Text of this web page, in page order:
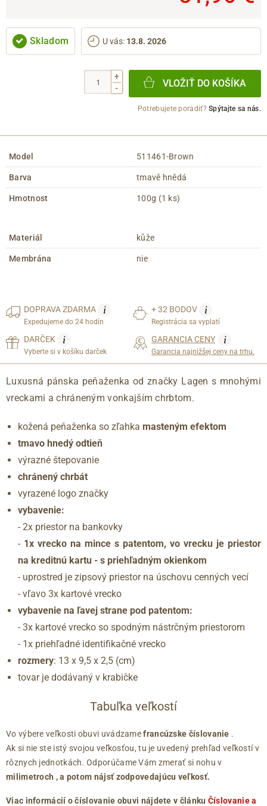
Skladom U vás: 13.8. 2026
+
-
VLOŽIŤ DO KOŠÍKA
Potrebujete poradiť?Spýtajte sa nás.
Model 511461-Brown
Barva tmavě hnědá
Hmotnost 100g (1 ks)
Materiál kůže
Membrána nie
DOPRAVAZDARMA i
Expedujeme do 24 hodín
+ 32 BODOV i
Registrácia sa vyplatí
DARČEK i
Vyberte si v košíku darček
GARANCIA CENY i
Garancia najnižšej ceny na trhu.
Luxusná pánska peňaženka od značky Lagen s mnohými
vreckami a chráneným vonkajším chrbtom.
kožená peňaženka so zľahka masteným efektom
tmavo hnedý odtieň
výrazné štepovanie
chránený chrbát
vyrazené logo značky
vybavenie:
- 2x priestor na bankovky
- 1x vrecko na mince s patentom, vo vrecku je priestor
na kreditnú kartu - s priehľadným okienkom
- uprostred je zipsový priestor na úschovu cenných vecí
- vľavo 3x kartové vrecko
vybavenie na ľavej strane pod patentom:
- 3x kartové vrecko so spodným nástrčným priestorom
- 1x priehľadné identifikačné vrecko
rozmery: 13 x 9,5 x 2,5 (cm)
tovar je dodávaný v krabičke
Tabuľka veľkostí
Vo výbere veľkosti obuvi uvádzamefrancúzske číslovanie .
Ak si nie ste istý svojou veľkosťou, tu je uvedený prehľad veľkostí v
rôznych jednotkách. Odporúčame Vám zmerať si nohu v
milimetroch , a potom nájsť zodpovedajúcu veľkosť.
Viac informácií o číslovanie obuvi nájdete v článku Číslovanie a